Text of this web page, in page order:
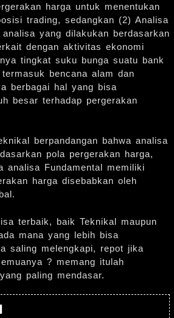
harga untuk menentukan
trading, sedangkan (2) Analisa
analisa yang dilakukan berdasarkan
dengan aktivitas ekonomi
tingkat suku bunga suatu bank
bencana alam dan
berbagai hal yang bisa
besar terhadap pergerakan
berpandangan bahwa analisa
pola pergerakan harga,
analisa Fundamental memiliki
harga disebabkan oleh
terbaik, baik Teknikal maupun
mana yang lebih bisa
saling melengkapi, repot jika
? memang itulah
paling mendasar.